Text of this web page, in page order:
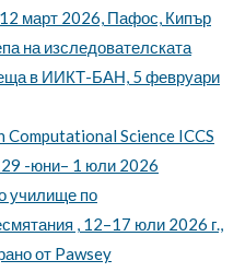
март 2026, Пафос, Кипър
на изследователската
в ИИКТ-БАН, 5 февруари
Science ICCS
29 -юни– 1 юли 2026
училище по
, 12–17 юли 2026 г.,
от Pawsey